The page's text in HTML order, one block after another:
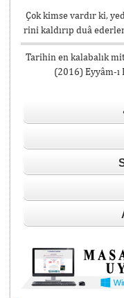
Çok kimse vardır ki,
rini kaldırıp duâ
Tarihin en kalabalık
(2016) Eyyâm-ı